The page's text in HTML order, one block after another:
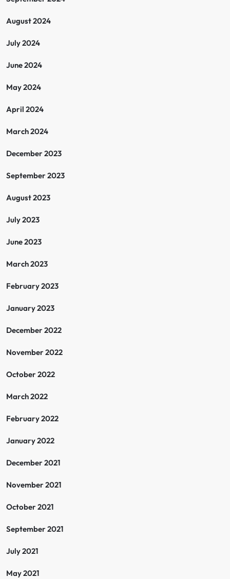
August 2024
July 2024
June 2024
May 2024
April 2024
March 2024
December 2023
September 2023
August 2023
July 2023
June 2023
March 2023
February 2023
January 2023
December 2022
November 2022
October 2022
March 2022
February 2022
January 2022
December 2021
November 2021
October 2021
September 2021
July 2021
May 2021